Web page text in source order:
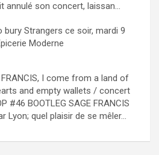
annulé son concert, laissan...
bury Strangers ce soir, mardi 9
Moderne
FRANCIS, I come from a land of
and empty wallets / concert
#46 BOOTLEG SAGE FRANCIS
Lyon; quel plaisir de se mêler...